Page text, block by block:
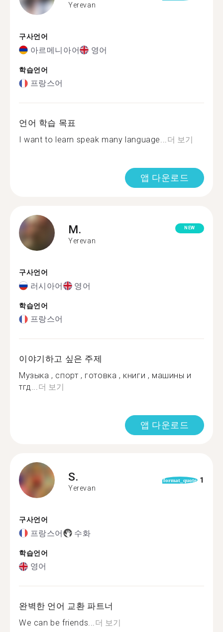
Yerevan
구사언어
아르메니아어 영어
학습언어
프랑스어
언어 학습 목표
I want to learn speak many language...더 보기
앱 다운로드
M.
Yerevan
NEW
구사언어
러시아어 영어
학습언어
프랑스어
이야기하고 싶은 주제
Музыка , спорт , готовка , книги , машины и
тгд...더 보기
앱 다운로드
S.
Yerevan
format_quote 1
구사언어
프랑스어 수화
학습언어
영어
완벽한 언어 교환 파트너
We can be friends...더 보기